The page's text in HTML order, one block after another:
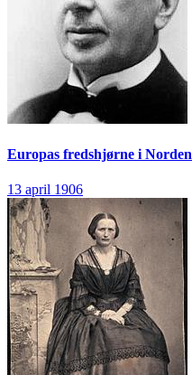
Europas fredshjørne i Norden
13 april 1906